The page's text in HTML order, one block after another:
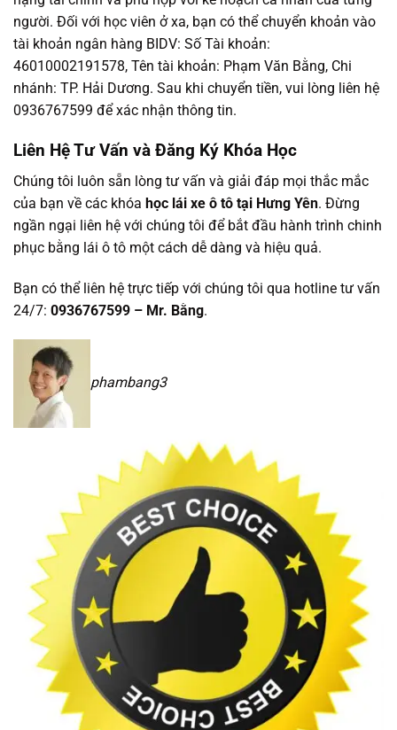
người. Đối với học viên ở xa, bạn có thể chuyển khoản vào
tài khoản ngân hàng BIDV: Số Tài khoản:
46010002191578, Tên tài khoản: Phạm Văn Bằng, Chi
nhánh: TP. Hải Dương. Sau khi chuyển tiền, vui lòng liên hệ
0936767599 để xác nhận thông tin.
Liên Hệ Tư Vấn và Đăng Ký Khóa Học
Chúng tôi luôn sẵn lòng tư vấn và giải đáp mọi thắc mắc
của bạn về các khóa học lái xe ô tô tại Hưng Yên. Đừng
ngần ngại liên hệ với chúng tôi để bắt đầu hành trình chinh
phục bằng lái ô tô một cách dễ dàng và hiệu quả.
Bạn có thể liên hệ trực tiếp với chúng tôi qua hotline tư vấn
24/7: 0936767599 – Mr. Bằng.
phambang3